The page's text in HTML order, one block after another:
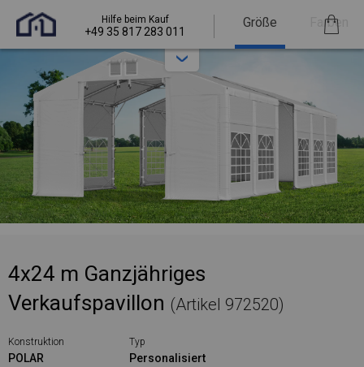
Hilfe beim Kauf
+49 35 817 283 011
Größe Farben
4x24 m Ganzjähriges
Verkaufspavillon (Artikel 972520)
Konstruktion
POLAR
Typ
Personalisiert